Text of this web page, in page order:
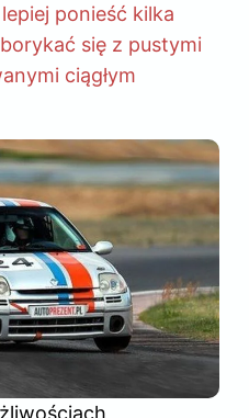
lepiej ponieść kilka
się z pustymi
ciągłym